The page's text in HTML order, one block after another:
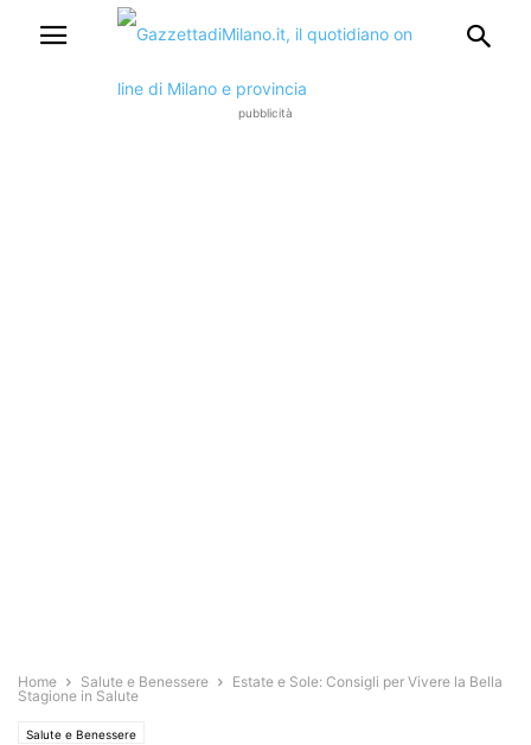
pubblicità
Home Salute e Benessere
Estate e Sole: Consigli per Vivere la Bella
Stagione in Salute
Salute e Benessere